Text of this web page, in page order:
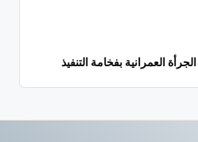
العمرانية بفخامة التنفيذ